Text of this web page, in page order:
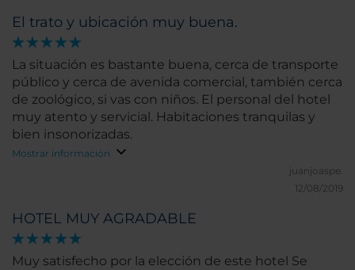
El trato y ubicación muy buena.
La situación es bastante buena, cerca de transporte
público y cerca de avenida comercial, también cerca
de zoológico, si vas con niños. El personal del hotel
muy atento y servicial. Habitaciones tranquilas y
bien insonorizadas.
Mostrar información
juanjoaspe.
12/08/2019
HOTEL MUY AGRADABLE
Muy satisfecho por la elección de este hotel Se